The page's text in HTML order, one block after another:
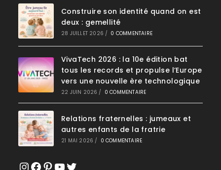
Construire son identité quand on est
deux : gemellité
28 JUILLET 2026 / 0 COMMENTAIRE
VivaTech 2026 : la 10e édition bat
tous les records et propulse l’Europe
vers une nouvelle ère technologique
22 JUIN 2026 / 0 COMMENTAIRE
Relations fraternelles : jumeaux et
autres enfants de la fratrie
21 MAI 2026 / 0 COMMENTAIRE
Instagram
Facebook
Pinterest
YouTube
Twitter